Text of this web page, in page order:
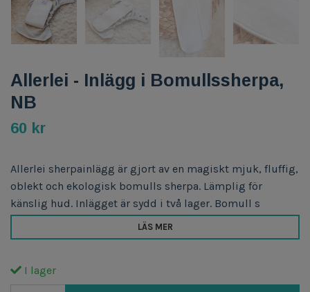
Allerlei - Inlägg i Bomullssherpa,
NB
60 kr
Allerlei sherpainlägg är gjort av en magiskt mjuk, fluffig,
oblekt och ekologisk bomulls sherpa. Lämplig för
känslig hud. Inlägget är sydd i två lager. Bomull s
LÄS MER
I lager